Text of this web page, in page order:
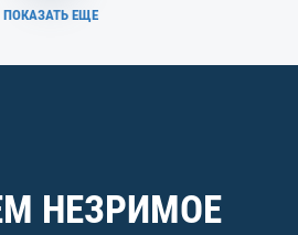
ПОКАЗАТЬ ЕЩЕ
НЕЗРИМОЕ